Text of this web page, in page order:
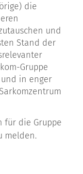
die
und
Stand der
Gruppe
in enger
für die Gruppe
melden.